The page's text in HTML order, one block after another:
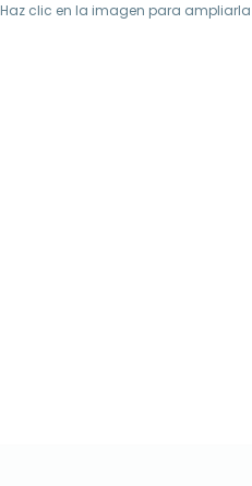
Haz clic en la imagen para ampliarla